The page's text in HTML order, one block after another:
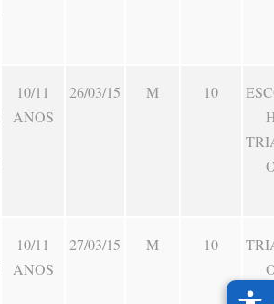
10/11
ANOS
26/03/15 M 10
10/11
ANOS
27/03/15 M 10